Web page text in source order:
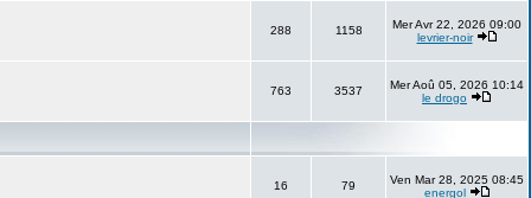
288 1158
Mer Avr 22, 2026 09:00
levrier-noir
763 3537
Mer Aoû 05, 2026 10:14
le drogo
16 79
Ven Mar 28, 2025 08:45
energol